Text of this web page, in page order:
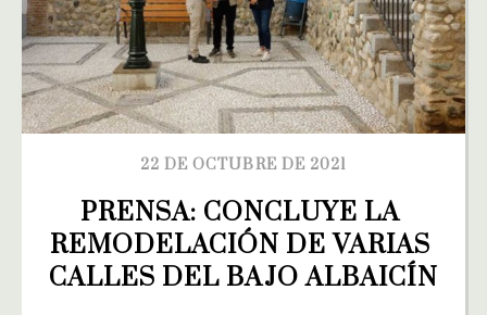
22 DE OCTUBRE DE 2021
PRENSA: CONCLUYE LA
REMODELACIÓN DE VARIAS
CALLES DEL BAJO ALBAICÍN